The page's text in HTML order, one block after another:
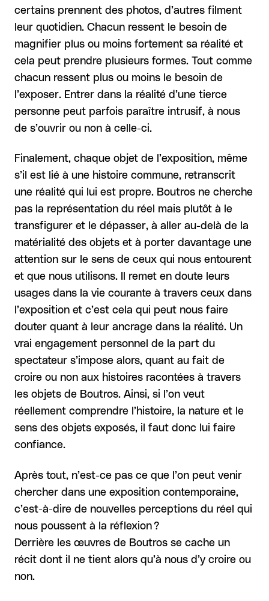
certains prennent des photos, d’autres filment
leur quotidien. Chacun ressent le besoin de
magnifier plus ou moins fortement sa réalité et
cela peut prendre plusieurs formes. Tout comme
chacun ressent plus ou moins le besoin de
l’exposer. Entrer dans la réalité d’une tierce
personne peut parfois paraître intrusif, à nous
de s’ouvrir ou non à celle-ci.
Finalement, chaque objet de l’exposition, même
s’il est lié à une histoire commune, retranscrit
une réalité qui lui est propre. Boutros ne cherche
pas la représentation du réel mais plutôt à le
transfigurer et le dépasser, à aller au-delà de la
matérialité des objets et à porter davantage une
attention sur le sens de ceux qui nous entourent
et que nous utilisons. Il remet en doute leurs
usages dans la vie courante à travers ceux dans
l’exposition et c’est cela qui peut nous faire
douter quant à leur ancrage dans la réalité. Un
vrai engagement personnel de la part du
spectateur s’impose alors, quant au fait de
croire ou non aux histoires racontées à travers
les objets de Boutros. Ainsi, si l’on veut
réellement comprendre l’histoire, la nature et le
sens des objets exposés, il faut donc lui faire
confiance.
Après tout, n’est-ce pas ce que l’on peut venir
chercher dans une exposition contemporaine,
c’est-à-dire de nouvelles perceptions du réel qui
nous poussent à la réflexion ?
Derrière les œuvres de Boutros se cache un
récit dont il ne tient alors qu’à nous d’y croire ou
non.